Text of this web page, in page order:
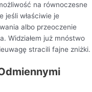
na równoczesne
jeśli właściwie je
albo przeoczenie
Widziałem już mnóstwo
stracili fajne zniżki.